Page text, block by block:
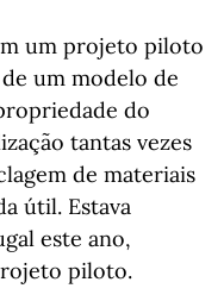
um projeto piloto
um modelo de
do
tantas vezes
de materiais
útil. Estava
este ano,
piloto.